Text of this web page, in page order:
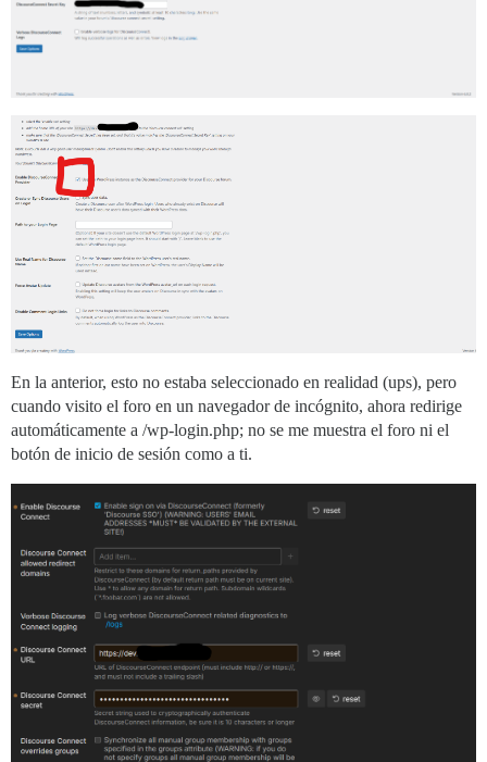
En la anterior, esto no estaba seleccionado en realidad (ups), pero
cuando visito el foro en un navegador de incógnito, ahora redirige
automáticamente a /wp-login.php; no se me muestra el foro ni el
botón de inicio de sesión como a ti.